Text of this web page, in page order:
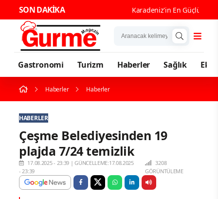
SON DAKİKA Karadeniz'in En Güçlü
Gastronomi Turizm Haberler Sağlık
Haberler Haberler
HABERLER
Çeşme Belediyesinden 19
plajda 7/24 temizlik
17.08.2025 - 23:39 |GÜNCELLEME:17.08.2025
- 23:39
3208
GÖRÜNTÜLEME